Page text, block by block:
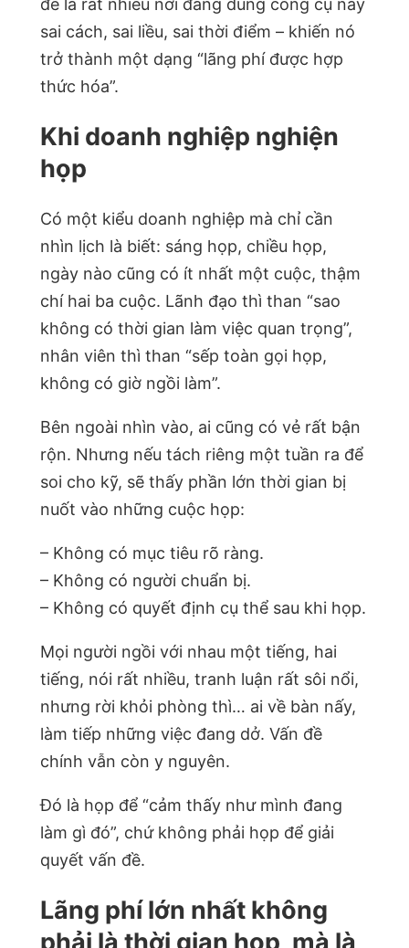
đề là rất nhiều nơi đang dùng công cụ này
sai cách, sai liều, sai thời điểm – khiến nó
trở thành một dạng “lãng phí được hợp
thức hóa”.
Khi doanh nghiệp nghiện
họp
Có một kiểu doanh nghiệp mà chỉ cần
nhìn lịch là biết: sáng họp, chiều họp,
ngày nào cũng có ít nhất một cuộc, thậm
chí hai ba cuộc. Lãnh đạo thì than “sao
không có thời gian làm việc quan trọng”,
nhân viên thì than “sếp toàn gọi họp,
không có giờ ngồi làm”.
Bên ngoài nhìn vào, ai cũng có vẻ rất bận
rộn. Nhưng nếu tách riêng một tuần ra để
soi cho kỹ, sẽ thấy phần lớn thời gian bị
nuốt vào những cuộc họp:
– Không có mục tiêu rõ ràng.
– Không có người chuẩn bị.
– Không có quyết định cụ thể sau khi họp.
Mọi người ngồi với nhau một tiếng, hai
tiếng, nói rất nhiều, tranh luận rất sôi nổi,
nhưng rời khỏi phòng thì… ai về bàn nấy,
làm tiếp những việc đang dở. Vấn đề
chính vẫn còn y nguyên.
Đó là họp để “cảm thấy như mình đang
làm gì đó”, chứ không phải họp để giải
quyết vấn đề.
Lãng phí lớn nhất không